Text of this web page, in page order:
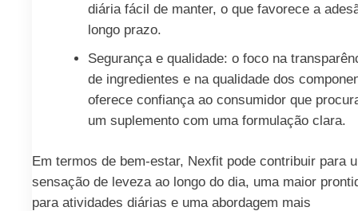
diária fácil de manter, o que favorece a
longo prazo.
Segurança e qualidade: o foco na
de ingredientes e na qualidade dos
oferece confiança ao consumidor que
um suplemento com uma formulação clara.
Em termos de bem-estar, Nexfit pode contribuir para
sensação de leveza ao longo do dia, uma maior
para atividades diárias e uma abordagem mais